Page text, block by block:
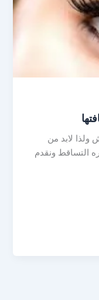
ولذا لابد من
التساقط ونقدم